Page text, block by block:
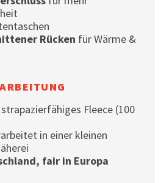
Rücken für Wärme &
Fleece (100
in einer kleinen
fair in Europa